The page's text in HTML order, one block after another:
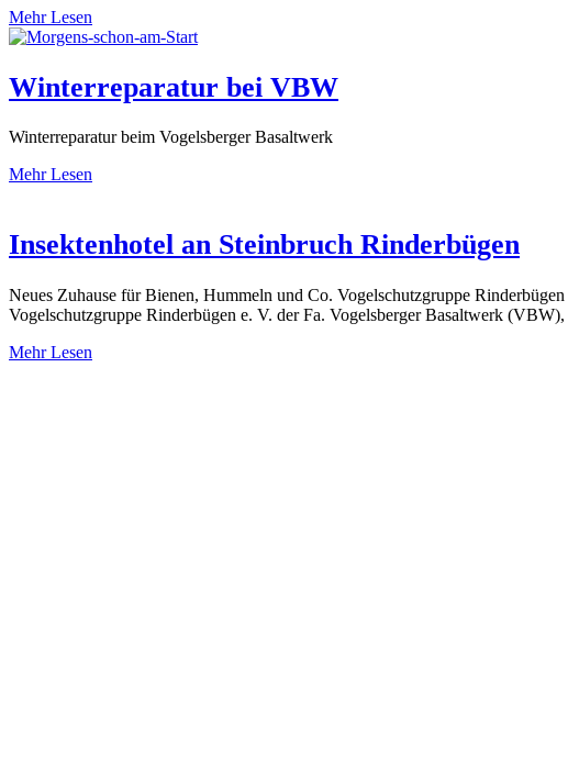
Mehr Lesen
Winterreparatur bei VBW
Winterreparatur beim Vogelsberger Basaltwerk
Mehr Lesen
Insektenhotel an Steinbruch Rinderbügen
Neues Zuhause für Bienen, Hummeln und Co. Vogelschutzgruppe
Vogelschutzgruppe Rinderbügen e. V. der Fa. Vogelsberger Basaltwerk
Mehr Lesen